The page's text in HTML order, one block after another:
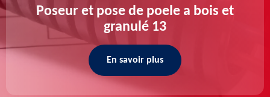
Poseur et pose de poele a bois et
granulé 13
En savoir plus